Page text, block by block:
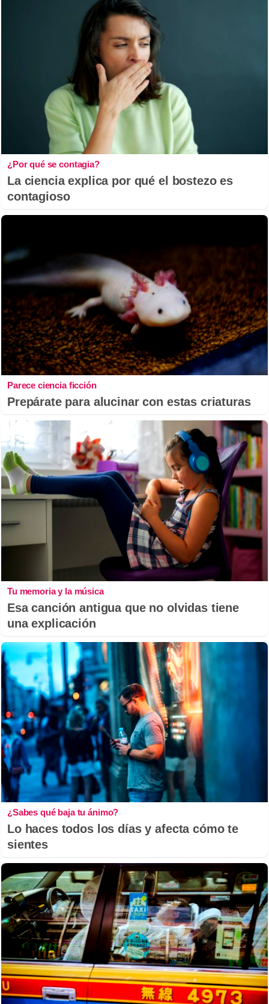
¿Por qué se contagia?
La ciencia explica por qué el bostezo es
contagioso
Parece ciencia ficción
Prepárate para alucinar con estas criaturas
Tu memoria y la música
Esa canción antigua que no olvidas tiene
una explicación
¿Sabes qué baja tu ánimo?
Lo haces todos los días y afecta cómo te
sientes